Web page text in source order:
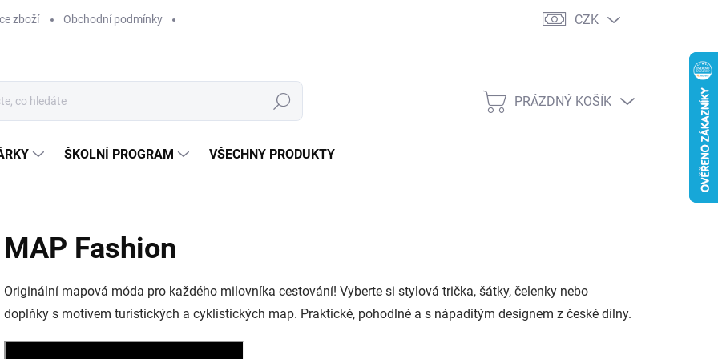
zboží Obchodní podmínky CZK
Hledat
NÁKUPNÍ
PRÁZDNÝ KOŠÍK
ŠKOLNÍ PROGRAM VŠECHNY PRODUKTY
MAP Fashion
Originální mapová móda pro každého milovníka cestování! Vyberte si stylová trička, šátky, čelenky nebo
doplňky s motivem turistických a cyklistických map. Praktické, pohodlné a s nápaditým designem z české dílny.